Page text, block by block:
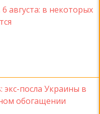
августа: в некоторых
посла Украины в
обогащении